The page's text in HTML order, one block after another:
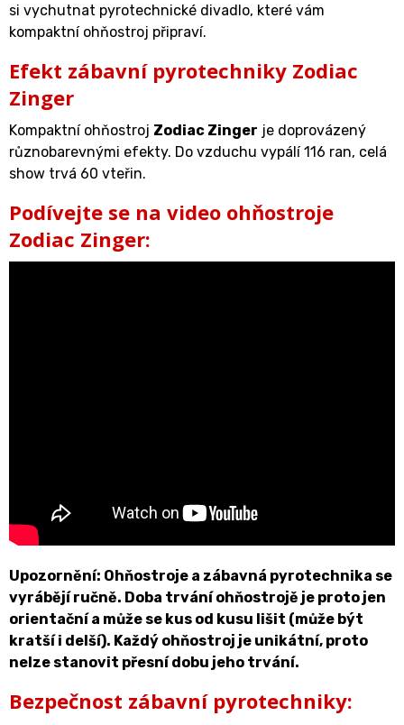
si vychutnat pyrotechnické divadlo, které vám
kompaktní ohňostroj připraví.
Efekt zábavní pyrotechniky Zodiac
Zinger
Kompaktní ohňostroj Zodiac Zinger je doprovázený
různobarevnými efekty. Do vzduchu vypálí 116 ran, celá
show trvá 60 vteřin.
Podívejte se na video ohňostroje
Zodiac Zinger:
Upozornění: Ohňostroje a zábavná pyrotechnika se
vyrábějí ručně. Doba trvání ohňostrojě je proto jen
orientační a může se kus od kusu lišit (může být
kratší i delší). Každý ohňostroj je unikátní, proto
nelze stanovit přesní dobu jeho trvání.
Bezpečnost zábavní pyrotechniky: